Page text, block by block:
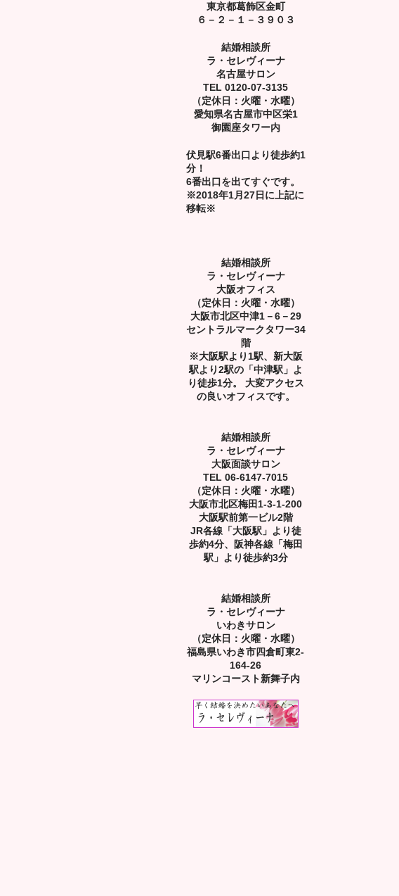
東京都葛飾区金町
６－２－１－３９０３
結婚相談所
ラ・セレヴィーナ
名古屋サロン
TEL 0120-07-3135
（定休日：火曜・水曜）
愛知県名古屋市中区栄1
御園座タワー内
伏見駅6番出口より徒歩約1
分！
6番出口を出てすぐです。
※2018年1月27日に上記に
移転※
結婚相談所
ラ・セレヴィーナ
大阪オフィス
（定休日：火曜・水曜）
大阪市北区中津1－6－29
セントラルマークタワー34
階
※大阪駅より1駅、新大阪
駅より2駅の「中津駅」よ
り徒歩1分。 大変アクセス
の良いオフィスです。
結婚相談所
ラ・セレヴィーナ
大阪面談サロン
TEL 06-6147-7015
（定休日：火曜・水曜）
大阪市北区梅田1-3-1-200
大阪駅前第一ビル2階
JR各線「大阪駅」より徒
歩約4分、阪神各線「梅田
駅」より徒歩約3分
結婚相談所
ラ・セレヴィーナ
いわきサロン
（定休日：火曜・水曜）
福島県いわき市四倉町東2-
164-26
マリンコースト新舞子内